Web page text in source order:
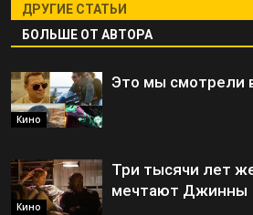
ДРУГИЕ СТАТЬИ
БОЛЬШЕ ОТ АВТОРА
Кино
Это мы смотрели
Кино
Три тысячи лет
мечтают Джинны